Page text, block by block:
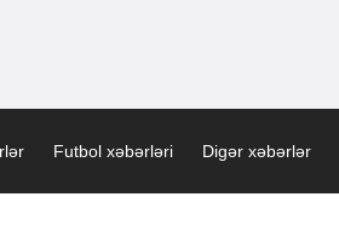
Futbol xəbərləri Digər xəbərlər